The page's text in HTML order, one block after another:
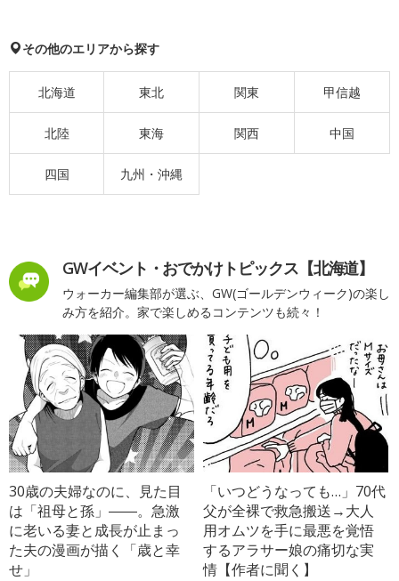
その他のエリアから探す
北海道 東北 関東 甲信越
北陸 東海 関西 中国
四国 九州・沖縄
GWイベント・おでかけトピックス【北海道】
ウォーカー編集部が選ぶ、GW(ゴールデンウィーク)の楽し
み方を紹介。家で楽しめるコンテンツも続々！
30歳の夫婦なのに、見た目
は「祖母と孫」――。急激
に老いる妻と成長が止まっ
た夫の漫画が描く「歳と幸
せ」
「いつどうなっても…」70代
父が全裸で救急搬送→大人
用オムツを手に最悪を覚悟
するアラサー娘の痛切な実
情【作者に聞く】